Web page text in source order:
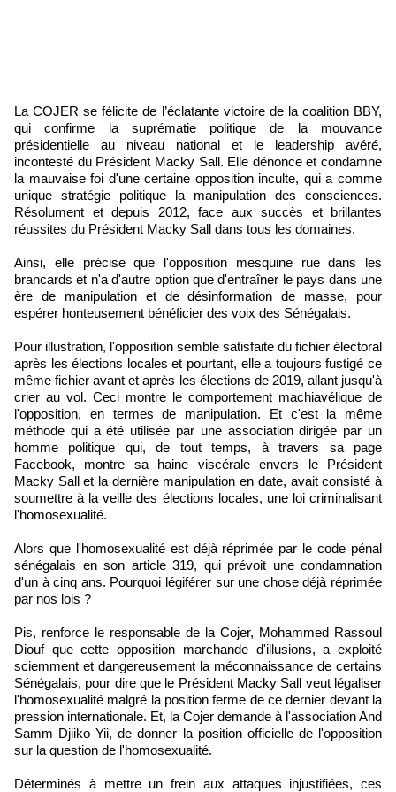
La COJER se félicite de l’éclatante victoire de la coalition BBY,
qui confirme la suprématie politique de la mouvance
présidentielle au niveau national et le leadership avéré,
incontesté du Président Macky Sall. Elle dénonce et condamne
la mauvaise foi d'une certaine opposition inculte, qui a comme
unique stratégie politique la manipulation des consciences.
Résolument et depuis 2012, face aux succès et brillantes
réussites du Président Macky Sall dans tous les domaines.
Ainsi, elle précise que l'opposition mesquine rue dans les
brancards et n'a d'autre option que d'entraîner le pays dans une
ère de manipulation et de désinformation de masse, pour
espérer honteusement bénéficier des voix des Sénégalais.
Pour illustration, l'opposition semble satisfaite du fichier électoral
après les élections locales et pourtant, elle a toujours fustigé ce
même fichier avant et après les élections de 2019, allant jusqu'à
crier au vol. Ceci montre le comportement machiavélique de
l'opposition, en termes de manipulation. Et c'est la même
méthode qui a été utilisée par une association dirigée par un
homme politique qui, de tout temps, à travers sa page
Facebook, montre sa haine viscérale envers le Président
Macky Sall et la dernière manipulation en date, avait consisté à
soumettre à la veille des élections locales, une loi criminalisant
l'homosexualité.
Alors que l'homosexualité est déjà réprimée par le code pénal
sénégalais en son article 319, qui prévoit une condamnation
d'un à cinq ans. Pourquoi légiférer sur une chose déjà réprimée
par nos lois ?
Pis, renforce le responsable de la Cojer, Mohammed Rassoul
Diouf que cette opposition marchande d'illusions, a exploité
sciemment et dangereusement la méconnaissance de certains
Sénégalais, pour dire que le Président Macky Sall veut légaliser
l'homosexualité malgré la position ferme de ce dernier devant la
pression internationale. Et, la Cojer demande à l'association And
Samm Djiiko Yii, de donner la position officielle de l'opposition
sur la question de l'homosexualité.
Déterminés à mettre un frein aux attaques injustifiées, ces